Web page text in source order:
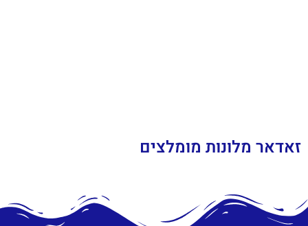
זאדאר מלונות מומלצים